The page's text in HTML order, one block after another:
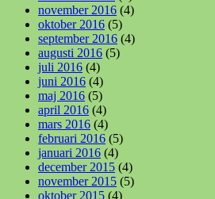
november 2016 (4)
oktober 2016 (5)
september 2016 (4)
augusti 2016 (5)
juli 2016 (4)
juni 2016 (4)
maj 2016 (5)
april 2016 (4)
mars 2016 (4)
februari 2016 (5)
januari 2016 (4)
december 2015 (4)
november 2015 (5)
oktober 2015 (4)